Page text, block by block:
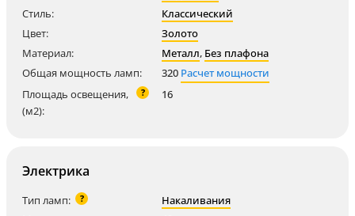
Стиль:
Классический
Цвет:
Золото
Материал:
Металл, Без плафона
Общая мощность ламп:
320 Расчет мощности
Площадь освещения,
(м2):
? 16
Электрика
Тип ламп: ?
Накаливания